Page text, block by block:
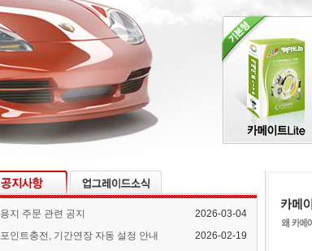
용지 주문 관련 공지
2026-03-04
포인트충전, 기간연장 자동 설정 안내
2026-02-19